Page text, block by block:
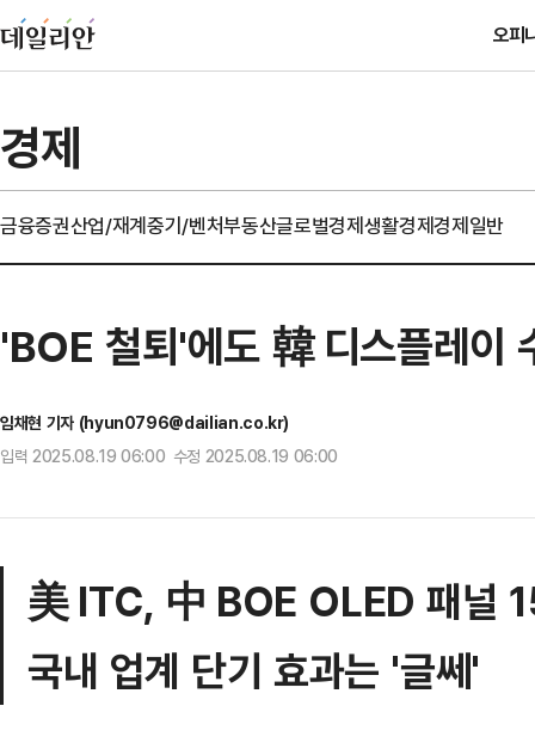
오피
경제
금융증권산업/재계중기/벤처부동산글로벌경제생활경제경제일반
'BOE 철퇴'에도 韓 디스플레이
임채현 기자 (hyun0796@dailian.co.kr)
입력 2025.08.19 06:00 수정 2025.08.19 06:00
美 ITC, 中 BOE OLED 패널
국내 업계 단기 효과는 '글쎄'